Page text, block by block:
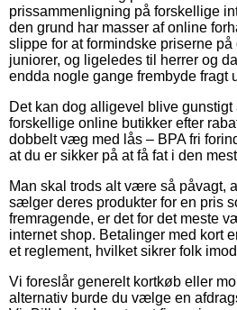
prissammenligning på forskellige
den grund har masser af online
slippe for at formindske priserne på
juniorer, og ligeledes til herrer og
endda nogle gange frembyde fragt
Det kan dog alligevel blive
forskellige online butikker efter
dobbelt væg med lås – BPA fri
at du er sikker på at få fat i den
Man skal trods alt være så påvagt,
sælger deres produkter for en pris
fremragende, er det for det meste
internet shop. Betalinger med kort
et reglement, hvilket sikrer folk
Vi foreslår generelt kortkøb eller
alternativ burde du vælge en